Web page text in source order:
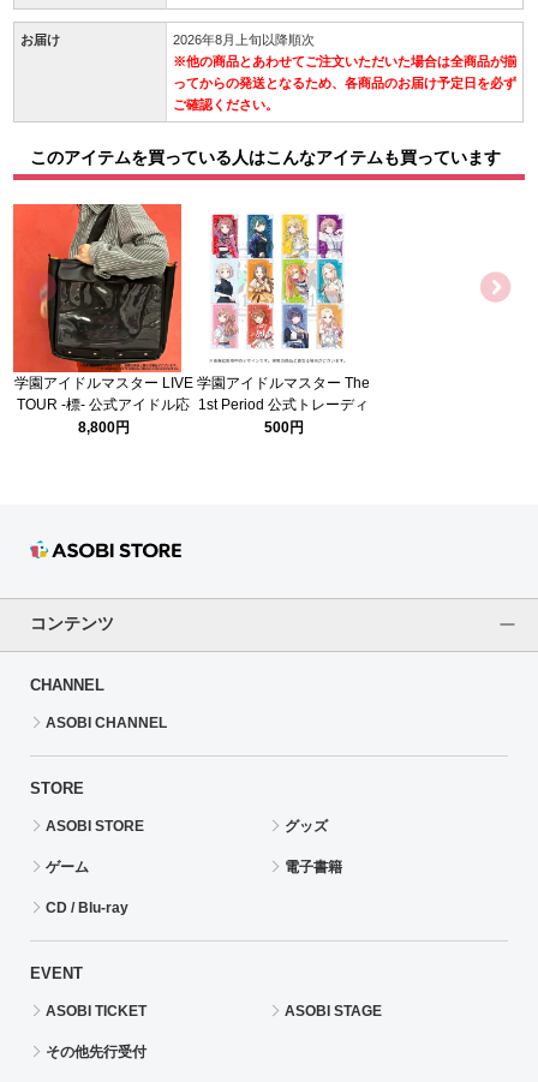
お届け
2026年8月上旬以降順次
※他の商品とあわせてご注文いただいた場合は全商品が揃
ってからの発送となるため、各商品のお届け予定日を必ず
ご確認ください。
このアイテムを買っている人はこんなアイテムも買っています
学園アイドルマスター LIVE
TOUR -標- 公式アイドル応
援3wayトートバッグ
8,800円
学園アイドルマスター The
1st Period 公式トレーディ
ングアクリルカード【全12
500円
コンテンツ
CHANNEL
ASOBI CHANNEL
STORE
ASOBI STORE グッズ
ゲーム 電子書籍
CD / Blu-ray
EVENT
ASOBI TICKET ASOBI STAGE
その他先行受付